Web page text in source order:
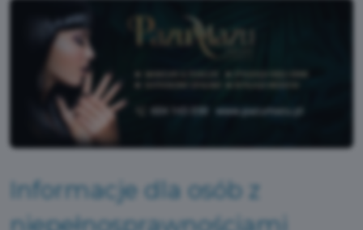
Informacje dla osób z